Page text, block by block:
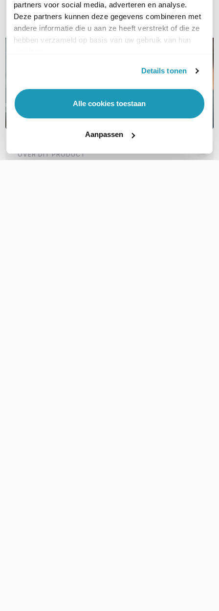
partners voor social media, adverteren en analyse.
Deze partners kunnen deze gegevens combineren met
andere informatie die u aan ze heeft verstrekt of die ze
hebben verzameld op basis van uw gebruik van hun
Details tonen
Alle cookies toestaan
Aanpassen
Email
OVER DIT PRODUCT